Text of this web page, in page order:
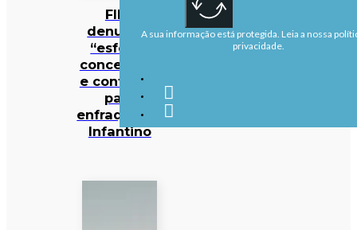
FIFA
denuncia
“esforço
concertado
e contínuo”
para
enfraquecer
Infantino
A sua informação está protegida. Leia a nossa
privacidade.